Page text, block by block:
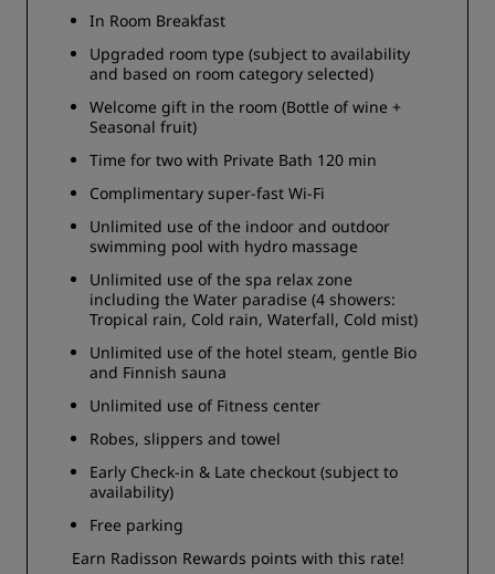
In Room Breakfast
Upgraded room type (subject to availability
and based on room category selected)
Welcome gift in the room (Bottle of wine +
Seasonal fruit)
Time for two with Private Bath 120 min
Complimentary super-fast Wi-Fi
Unlimited use of the indoor and outdoor
swimming pool with hydro massage
Unlimited use of the spa relax zone
including the Water paradise (4 showers:
Tropical rain, Cold rain, Waterfall, Cold mist)
Unlimited use of the hotel steam, gentle Bio
and Finnish sauna
Unlimited use of Fitness center
Robes, slippers and towel
Early Check-in & Late checkout (subject to
availability)
Free parking
Earn Radisson Rewards points with this rate!